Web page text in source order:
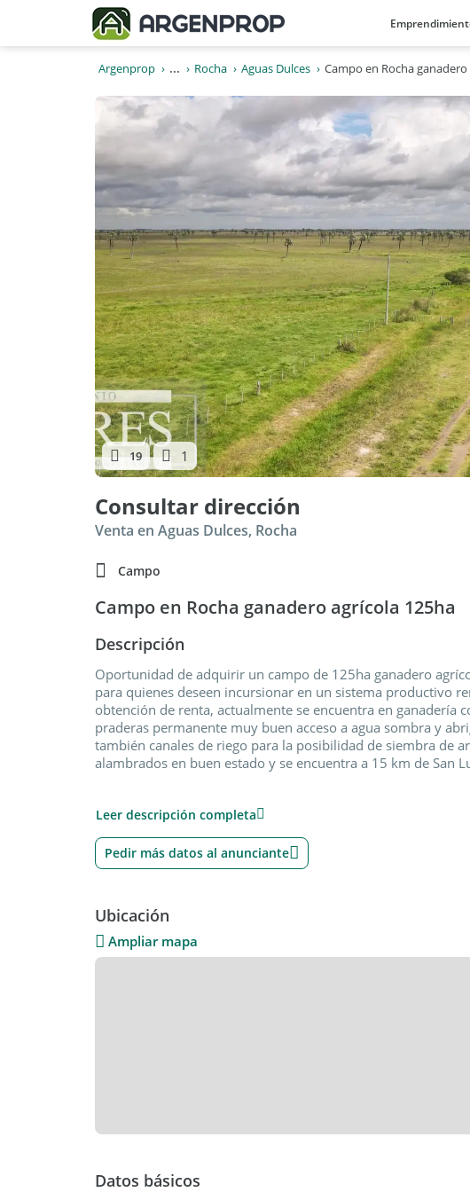
Argenprop ... Rocha Aguas Dulces Campo en Rocha
19 1
Consultar dirección
Venta en Aguas Dulces, Rocha
Campo
Campo en Rocha ganadero agrícola 125ha
Descripción
Oportunidad de adquirir un campo de 125ha ganadero
para quienes deseen incursionar en un sistema productivo
obtención de renta, actualmente se encuentra en ganadería
praderas permanente muy buen acceso a agua sombra y
también canales de riego para la posibilidad de siembra de
alambrados en buen estado y se encuentra a 15 km de San
Leer descripción completa
Pedir más datos al anunciante
Ubicación
Ampliar mapa
Datos básicos